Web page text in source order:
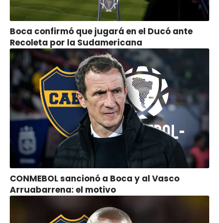
Boca confirmó que jugará en el Ducó ante
Recoleta por la Sudamericana
CONMEBOL sancionó a Boca y al Vasco
Arruabarrena: el motivo